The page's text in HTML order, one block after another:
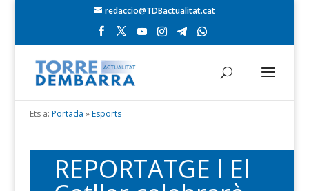
redaccio@TDBactualitat.cat
Ets a: Portada »Esports
REPORTATGE l El